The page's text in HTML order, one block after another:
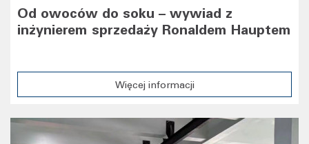
Od owoców do soku – wywiad z
inżynierem sprzedaży Ronaldem Hauptem
Więcej informacji